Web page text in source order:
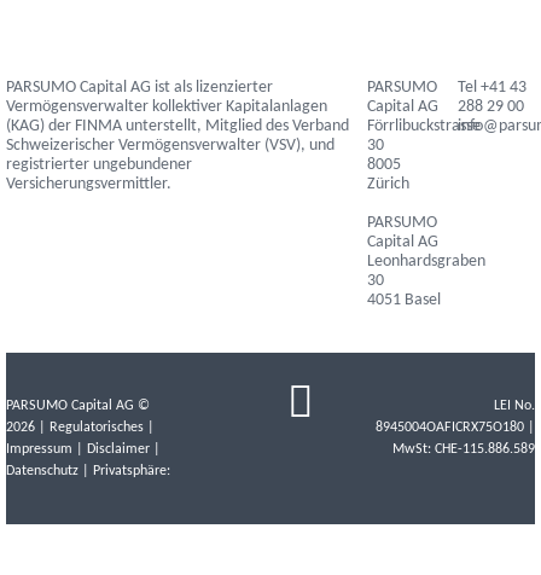
PARSUMO Capital AG ist als lizenzierter
Vermögensverwalter kollektiver Kapitalanlagen
(KAG) der FINMA unterstellt, Mitglied des Verband
Schweizerischer Vermögensverwalter (VSV), und
registrierter ungebundener
Versicherungsvermittler.
PARSUMO
Capital AG
Förrlibuckstrasse
30
8005
Zürich
PARSUMO
Capital AG
Leonhardsgraben
30
4051 Basel
Tel +41 43
288 29 00
PARSUMO Capital AG ©
2026 |
Regulatorisches
Impressum
Disclaimer
Datenschutz | Privatsphäre:
LEI No.
8945004OAFICRX75O180 |
MwSt: CHE-115.886.589